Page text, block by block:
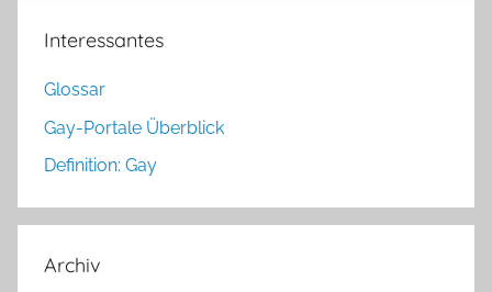
Interessantes
Glossar
Gay-Portale Überblick
Definition: Gay
Archiv